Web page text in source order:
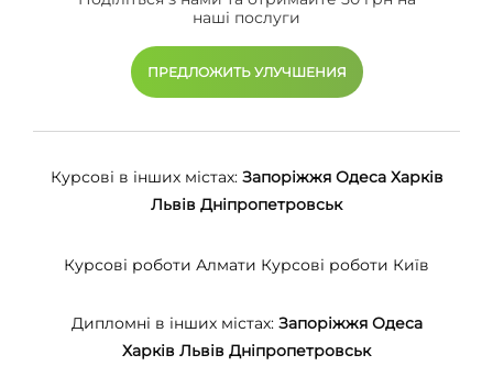
наші послуги
ПРЕДЛОЖИТЬ УЛУЧШЕНИЯ
Курсові в інших містах: Запоріжжя Одеса Харків
Львів Дніпропетровськ
Курсові роботи Алмати Курсові роботи Київ
Дипломні в інших містах: Запоріжжя Одеса
Харків Львів Дніпропетровськ